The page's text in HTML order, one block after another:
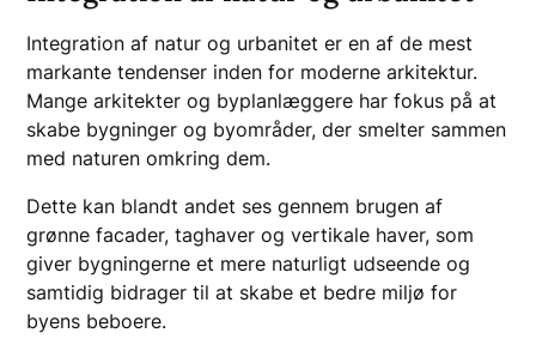
Integration af natur og urbanitet er en af de mest
markante tendenser inden for moderne arkitektur.
Mange arkitekter og byplanlæggere har fokus på at
skabe bygninger og byområder, der smelter sammen
med naturen omkring dem.
Dette kan blandt andet ses gennem brugen af
grønne facader, taghaver og vertikale haver, som
giver bygningerne et mere naturligt udseende og
samtidig bidrager til at skabe et bedre miljø for
byens beboere.